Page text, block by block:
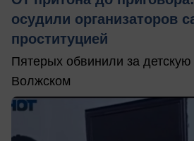
осудили организаторов
проституцией
Пятерых обвинили за
Волжском